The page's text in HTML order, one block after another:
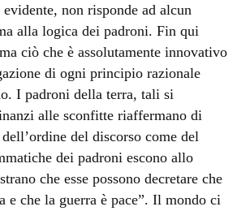
non risponde ad alcun
alla logica dei padroni. Fin qui
ciò che è assolutamente innovativo
di ogni principio razionale
I padroni della terra, tali si
alle sconfitte riaffermano di
del discorso come del
dei padroni escono allo
che esse possono decretare che
e che la guerra è pace”. Il mondo ci